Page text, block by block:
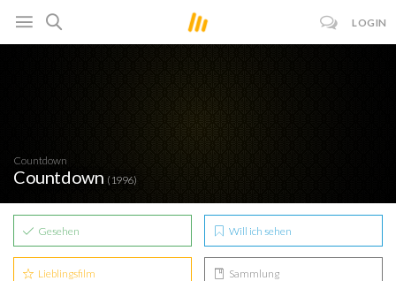
LOGIN
Countdown
Countdown (1996)
Gesehen Will ich sehen
Lieblingsfilm Sammlung